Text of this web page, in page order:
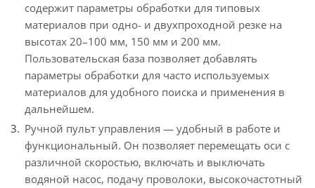
содержит параметры обработки для типовых
материалов при одно- и двухпроходной резке на
высотах 20–100 мм, 150 мм и 200 мм.
Пользовательская база позволяет добавлять
параметры обработки для часто используемых
материалов для удобного поиска и применения в
дальнейшем.
Ручной пульт управления — удобный в работе и
функциональный. Он позволяет перемещать оси с
различной скоростью, включать и выключать
водяной насос, подачу проволоки, высокочастотный